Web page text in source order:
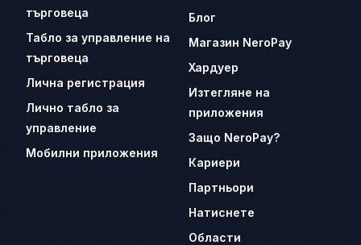
търговеца
Табло за управление на
търговеца
Лична регистрация
Лично табло за
управление
Мобилни приложения
Блог
Магазин NeroPay
Хардуер
Изтегляне на
приложения
Защо NeroPay?
Кариери
Партньори
Натиснете
Области